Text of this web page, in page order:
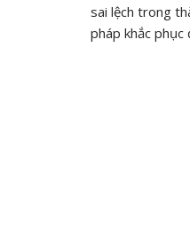
sai lệch trong
pháp khắc phục